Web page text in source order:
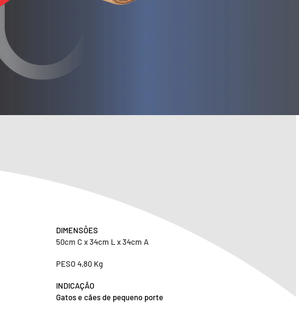
DIMENSÕES
50cm C x 34cm L x 34cm A
PESO 4,80 Kg
INDICAÇÃO
Gatos e cães de pequeno porte